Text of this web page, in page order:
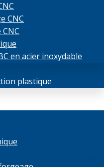
CNC
en acier inoxydable
plastique